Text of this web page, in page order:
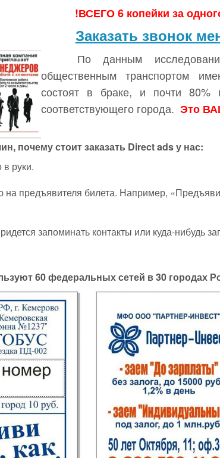
!ВСЕГО 6 копейки за
Заказать звонок
По данным
общественным транспортом
состоят в браке, и почти 80%
соответствующего города. Это
почему стоит заказать Directadsу нас:
руки.
предъявителя билета. Например, «Предъяви
запоминать контакты или куда-нибудь
60 федеральных сетей в 30 городах